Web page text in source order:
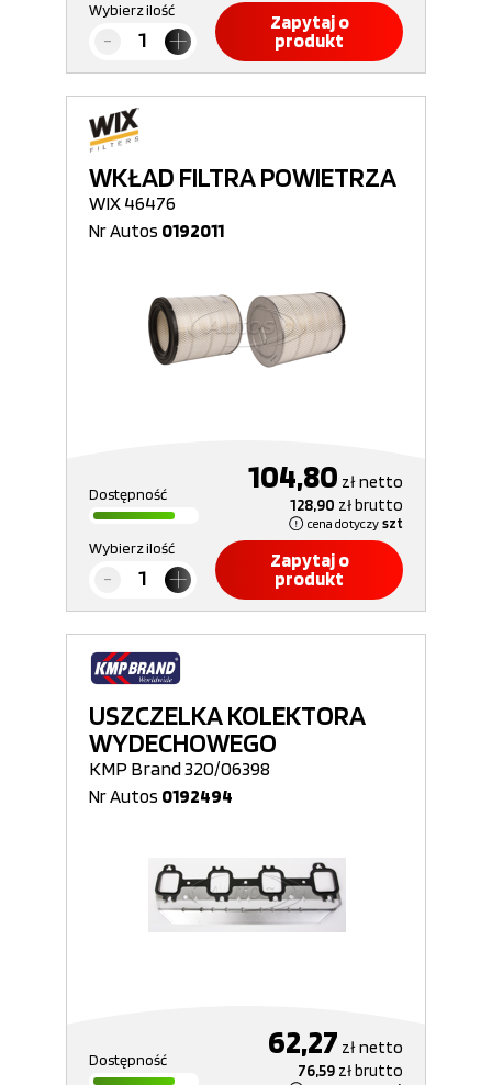
Wybierz ilość
Zapytaj o
produkt
WKŁAD FILTRA POWIETRZA
WIX 46476
Nr Autos 0192011
Dostępność 104,80 złnetto
128,90 złbrutto
cena dotyczy szt
Wybierz ilość
Zapytaj o
produkt
USZCZELKA KOLEKTORA
WYDECHOWEGO
KMP Brand 320/06398
Nr Autos 0192494
Dostępność 62,27 złnetto
76,59 złbrutto